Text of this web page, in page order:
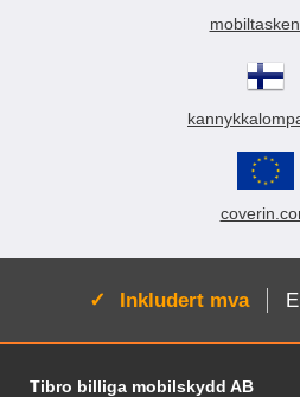
Aktiv:
Inkludert mva
Footer-innhold
Tibro billiga mobilskydd AB